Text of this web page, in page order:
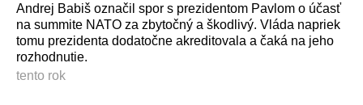
Andrej Babiš označil spor s prezidentom Pavlom o účasť
na summite NATO za zbytočný a škodlivý. Vláda napriek
tomu prezidenta dodatočne akreditovala a čaká na jeho
rozhodnutie.
tento rok